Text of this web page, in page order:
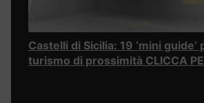
Castelli di Sicilia: 19 ‘mini guide’
turismo di prossimità CLICCA